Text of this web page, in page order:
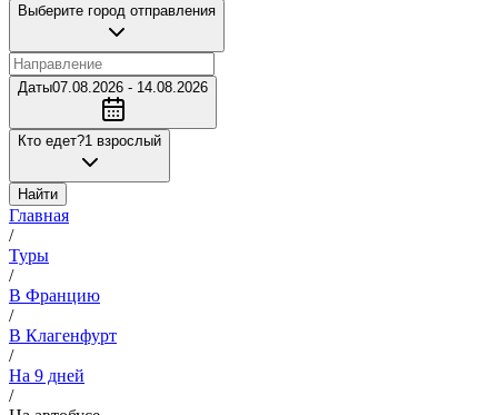
Выберите город отправления
Даты07.08.2026 - 14.08.2026
Кто едет?1 взрослый
Найти
Главная
/
Туры
/
В Францию
/
В Клагенфурт
/
На 9 дней
/